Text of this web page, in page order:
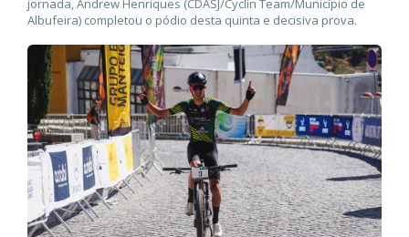
jornada, Andrew Henriques (CDASJ/Cyclin Team/Município de
Albufeira) completou o pódio desta quinta e decisiva prova.